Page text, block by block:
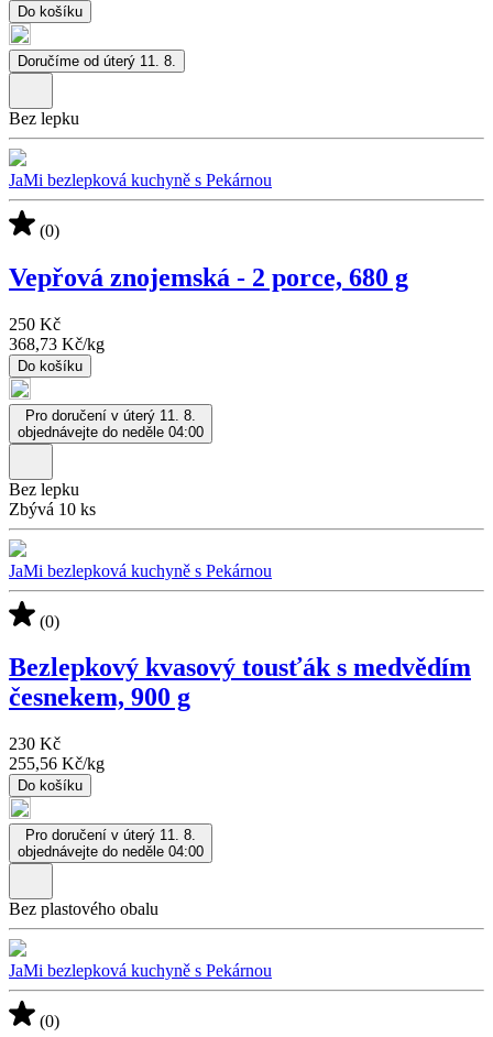
Do košíku
Doručíme od úterý 11. 8.
Bez lepku
JaMi bezlepková kuchyně s Pekárnou
(0)
Vepřová znojemská - 2 porce, 680 g
250 Kč
368,73 Kč/kg
Do košíku
Pro doručení v úterý 11. 8.
objednávejte do neděle 04:00
Bez lepku
Zbývá 10 ks
JaMi bezlepková kuchyně s Pekárnou
(0)
Bezlepkový kvasový tousťák s medvědím
česnekem, 900 g
230 Kč
255,56 Kč/kg
Do košíku
Pro doručení v úterý 11. 8.
objednávejte do neděle 04:00
Bez plastového obalu
JaMi bezlepková kuchyně s Pekárnou
(0)